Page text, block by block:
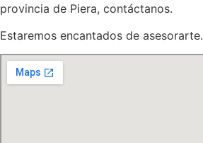
provincia de Piera, contáctanos.
Estaremos encantados de asesorarte.